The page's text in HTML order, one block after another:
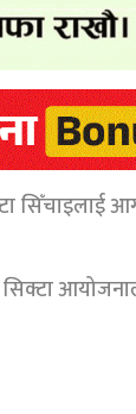
सिँचाइलाई
सिक्टा